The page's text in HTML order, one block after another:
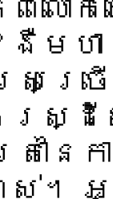
កយ
ងឺម
សច្
រ្ដីស្
រាន
ស់។ អ